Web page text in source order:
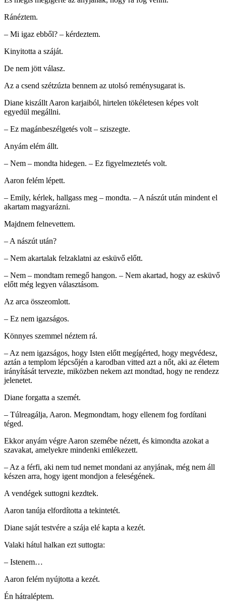
Ránéztem.
– Mi igaz ebből? – kérdeztem.
Kinyitotta a száját.
De nem jött válasz.
Az a csend szétzúzta bennem az utolsó reménysugarat is.
Diane kiszállt Aaron karjaiból, hirtelen tökéletesen képes volt
egyedül megállni.
– Ez magánbeszélgetés volt – sziszegte.
Anyám elém állt.
– Nem – mondta hidegen. – Ez figyelmeztetés volt.
Aaron felém lépett.
– Emily, kérlek, hallgass meg – mondta. – A nászút után mindent el
akartam magyarázni.
Majdnem felnevettem.
– A nászút után?
– Nem akartalak felzaklatni az esküvő előtt.
– Nem – mondtam remegő hangon. – Nem akartad, hogy az esküvő
előtt még legyen választásom.
Az arca összeomlott.
– Ez nem igazságos.
Könnyes szemmel néztem rá.
– Az nem igazságos, hogy Isten előtt megígérted, hogy megvédesz,
aztán a templom lépcsőjén a karodban vitted azt a nőt, aki az életem
irányítását tervezte, miközben nekem azt mondtad, hogy ne rendezz
jelenetet.
Diane forgatta a szemét.
– Túlreagálja, Aaron. Megmondtam, hogy ellenem fog fordítani
téged.
Ekkor anyám végre Aaron szemébe nézett, és kimondta azokat a
szavakat, amelyekre mindenki emlékezett.
– Az a férfi, aki nem tud nemet mondani az anyjának, még nem áll
készen arra, hogy igent mondjon a feleségének.
A vendégek suttogni kezdtek.
Aaron tanúja elfordította a tekintetét.
Diane saját testvére a szája elé kapta a kezét.
Valaki hátul halkan ezt suttogta:
– Istenem…
Aaron felém nyújtotta a kezét.
Én hátraléptem.